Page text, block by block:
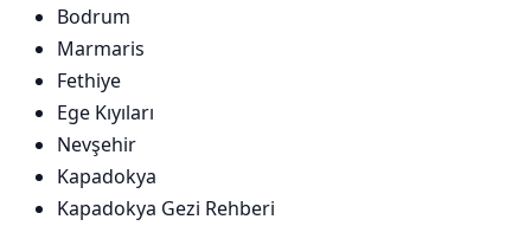
Bodrum
Marmaris
Fethiye
Ege Kıyıları
Nevşehir
Kapadokya
Kapadokya Gezi Rehberi